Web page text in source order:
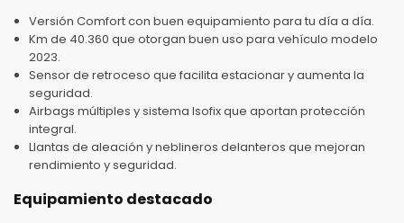
Versión Comfort con buen equipamiento para tu día a día.
Km de 40.360 que otorgan buen uso para vehículo modelo
2023.
Sensor de retroceso que facilita estacionar y aumenta la
seguridad.
Airbags múltiples y sistema Isofix que aportan protección
integral.
Llantas de aleación y neblineros delanteros que mejoran
rendimiento y seguridad.
Equipamiento destacado